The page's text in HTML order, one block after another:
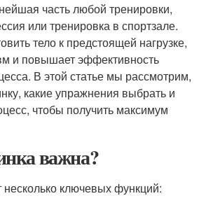
часть любой тренировки,
или тренировка в спортзале.
тело к предстоящей нагрузке,
и повышает эффективность
В этой статье мы рассмотрим,
какие упражнения выбрать и
чтобы получить максимум
важна?
ключевых функций: